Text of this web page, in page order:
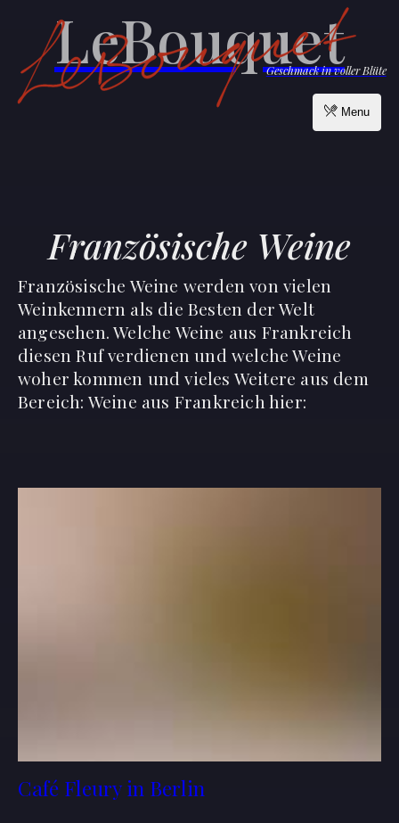
Menu
LeBouquet
Geschmack in voller Blüte
Französische Weine
Französische Weine werden von vielen
Weinkennern als die Besten der Welt
angesehen. Welche Weine aus Frankreich
diesen Ruf verdienen und welche Weine
woher kommen und vieles Weitere aus dem
Bereich: Weine aus Frankreich hier:
Café Fleury in Berlin